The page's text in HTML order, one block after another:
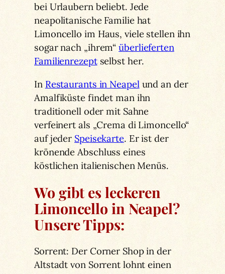
bei Urlaubern beliebt. Jede
neapolitanische Familie hat
Limoncello im Haus, viele stellen ihn
sogar nach „ihrem“überlieferten
Familienrezeptselbst her.
In Restaurants in Neapel und an der
Amalfiküste findet man ihn
traditionell oder mit Sahne
verfeinert als „Crema di Limoncello“
auf jeder Speisekarte. Er ist der
krönende Abschluss eines
köstlichen italienischen Menüs.
Wo gibt es leckeren
Limoncello in Neapel?
Unsere Tipps:
Sorrent: Der Corner Shop in der
Altstadt von Sorrent lohnt einen